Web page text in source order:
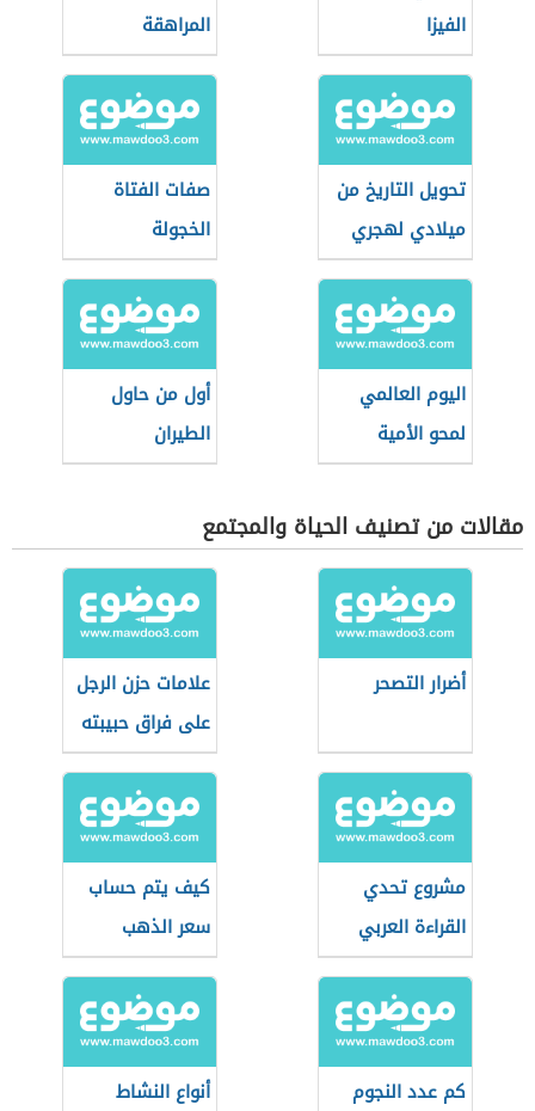
الفيزا
المراهقة
تحويل التاريخ من
ميلادي لهجري
صفات الفتاة
الخجولة
اليوم العالمي
لمحو الأمية
أول من حاول
الطيران
مقالات من تصنيف الحياة والمجتمع
أضرار التصحر
علامات حزن الرجل
على فراق حبيبته
مشروع تحدي
القراءة العربي
كيف يتم حساب
سعر الذهب
كم عدد النجوم
أنواع النشاط